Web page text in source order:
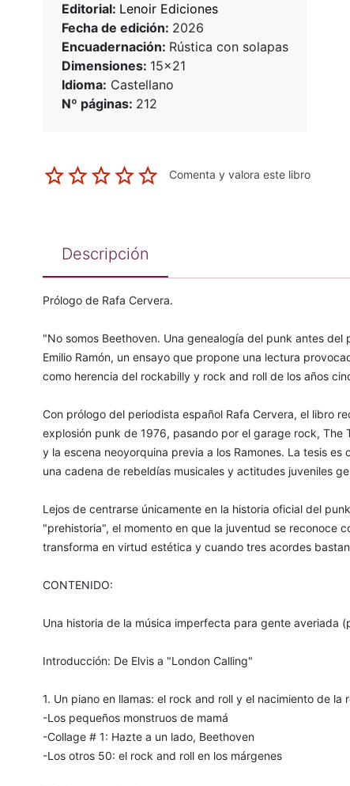
Editorial: Lenoir Ediciones
Fecha de edición: 2026
Encuadernación: Rústica con solapas
Dimensiones: 15x21
Idioma: Castellano
Nº páginas: 212
Comenta y valora este libro
Descripción
Prólogo de Rafa Cervera.
"No somos Beethoven. Una genealogía del punk antes
Emilio Ramón, un ensayo que propone una lectura
como herencia del rockabilly y rock and roll de los años
Con prólogo del periodista español Rafa Cervera, el libro
explosión punk de 1976, pasando por el garage rock, The
y la escena neoyorquina previa a los Ramones. La tesis
una cadena de rebeldías musicales y actitudes juveniles
Lejos de centrarse únicamente en la historia oficial del
"prehistoria", el momento en que la juventud se reconoce
transforma en virtud estética y cuando tres acordes
CONTENIDO:
Una historia de la música imperfecta para gente averiada
Introducción: De Elvis a "London Calling"
1. Un piano en llamas: el rock and roll y el nacimiento de la
-Los pequeños monstruos de mamá
-Collage # 1: Hazte a un lado, Beethoven
-Los otros 50: el rock and roll en los márgenes